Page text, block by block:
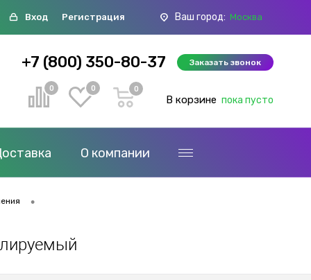
Вход Регистрация Ваш город: Москва
+7 (800) 350-80-37 Заказать звонок
0 0 0
В корзине пока пусто
О компании
•